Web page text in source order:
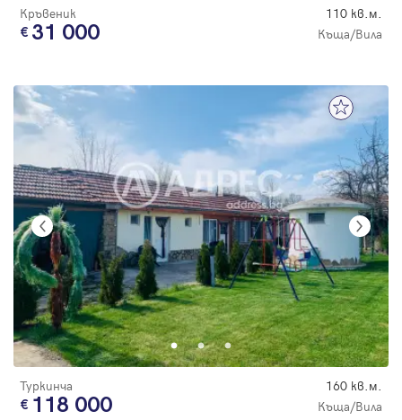
Кръвеник 110 кв.м.
31 000 Къща/Вила
Туркинча 160 кв.м.
118 000 Къща/Вила